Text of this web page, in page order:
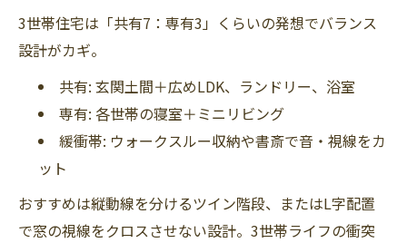
3世帯住宅は「共有7：専有3」くらいの発想でバランス
設計がカギ。
共有: 玄関土間＋広めLDK、ランドリー、浴室
専有: 各世帯の寝室＋ミニリビング
緩衝帯: ウォークスルー収納や書斎で音・視線をカ
ット
おすすめは縦動線を分けるツイン階段、またはL字配置
で窓の視線をクロスさせない設計。3世帯ライフの衝突